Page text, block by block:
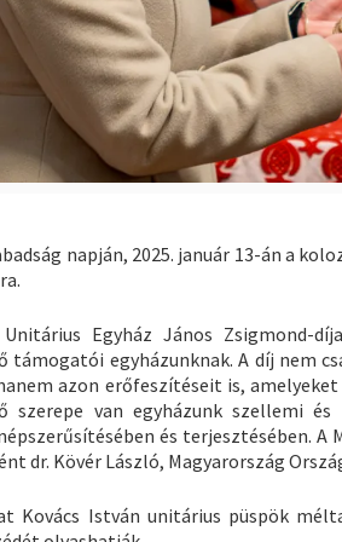
napján, 2025. január 13-án a
Egyház János Zsigmond-
támogatói egyházunknak. A díj nem
azon erőfeszítéseit is,
szerepe van egyházunk szellemi
és terjesztésében. A
dr. Kövér László, Magyarország
Kovács István unitárius püspök